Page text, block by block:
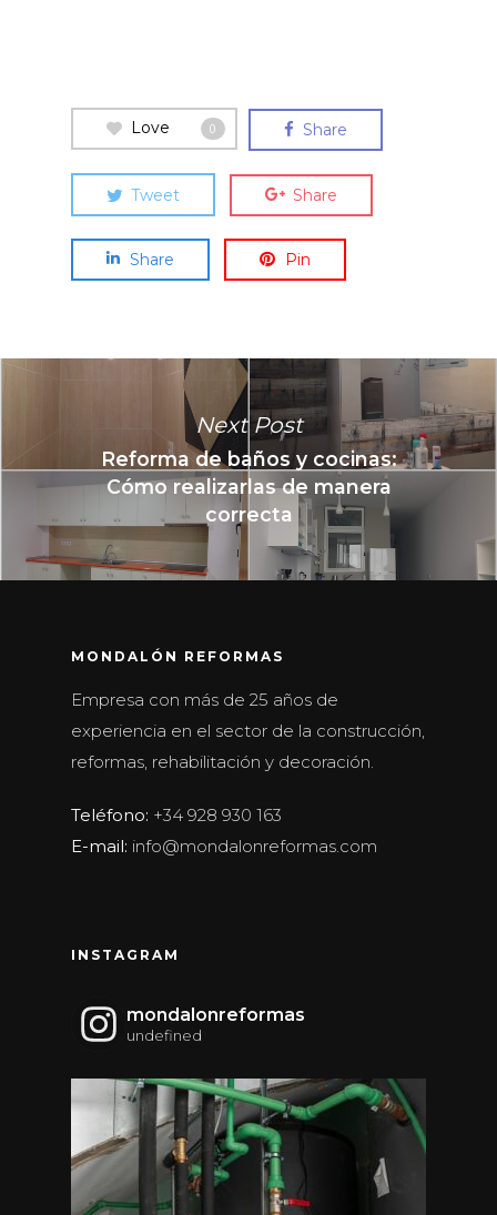
Love 0 Share
Tweet Share
Share Pin
Next Post
Reforma de baños y cocinas:
Cómo realizarlas de manera
correcta
MONDALÓN REFORMAS
Empresa con más de 25 años de
experiencia en el sector de la construcción,
reformas, rehabilitación y decoración.
Teléfono: +34 928 930 163
E-mail: info@mondalonreformas.com
INSTAGRAM
mondalonreformas
undefined